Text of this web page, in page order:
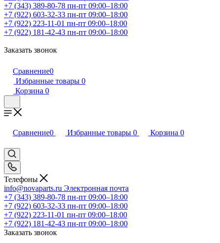
+7 (343) 389-80-78 пн-пт 09:00–18:00
+7 (922) 603-32-33 пн-пт 09:00–18:00
+7 (922) 223-11-01 пн-пт 09:00–18:00
+7 (922) 181-42-43 пн-пт 09:00–18:00
Заказать звонок
Сравнение0
Избранные товары 0
Корзина 0
Сравнение0 Избранные товары 0 Корзина 0
Телефоны
info@novaparts.ru Электронная почта
+7 (343) 389-80-78 пн-пт 09:00–18:00
+7 (922) 603-32-33 пн-пт 09:00–18:00
+7 (922) 223-11-01 пн-пт 09:00–18:00
+7 (922) 181-42-43 пн-пт 09:00–18:00
Заказать звонок